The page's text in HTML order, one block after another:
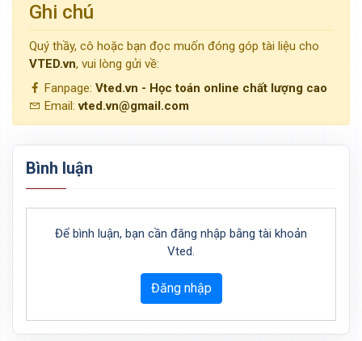
Ghi chú
Quý thầy, cô hoặc bạn đọc muốn đóng góp tài liệu cho
VTED.vn, vui lòng gửi về:
Fanpage: Vted.vn - Học toán online chất lượng cao
Email:vted.vn@gmail.com
Bình luận
Để bình luận, bạn cần đăng nhập bằng tài khoản
Vted.
Đăng nhập